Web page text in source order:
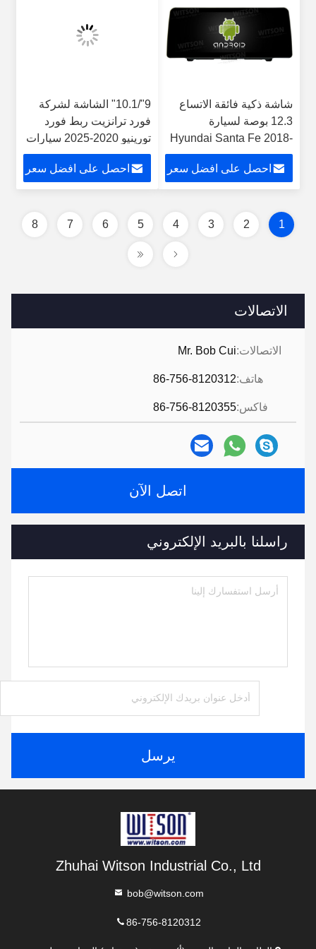
الاتصالات
الاتصالات:Mr. Bob Cui
هاتف:86-756-8120312
فاكس:86-756-8120355
اتصل الآن
راسلنا بالبريد الإلكتروني
يرسل
شاشة ذكية فائقة الاتساع
12.3 بوصة لسيارة
Hyundai Santa Fe 2018-
2024 مشغل فيديو للسيارة
يعمل باللمس QLED مشغل
إستريو للوسائط المتعددة
احصل على افضل سعر
9"/10.1" الشاشة لشركة
فورد ترانزيت ربط فورد
تورينيو 2020-2025 سيارات
الوسائط المتعددة ستيريو
جي بي إس CarPlay
Player
احصل على افضل سعر
1
2
3
4
5
6
7
8
Zhuhai Witson Industrial Co., Ltd
bob@witson.com
86-756-8120312